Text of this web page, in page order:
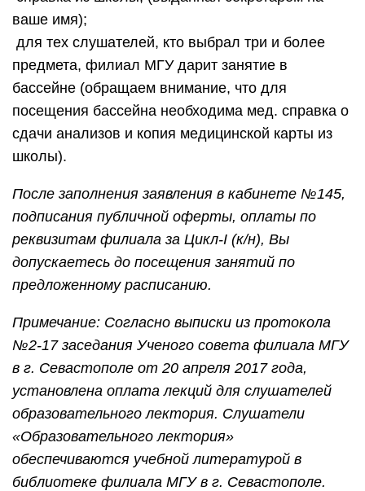
ваше имя);
для тех слушателей, кто выбрал три и более
предмета, филиал МГУ дарит занятие в
бассейне (обращаем внимание, что для
посещения бассейна необходима мед. справка о
сдачи анализов и копия медицинской карты из
школы).
После заполнения заявления в кабинете №145,
подписания публичной оферты, оплаты по
реквизитам филиала за Цикл-I (к/н), Вы
допускаетесь до посещения занятий по
предложенному расписанию.
Примечание: Согласно выписки из протокола
№2-17 заседания Ученого совета филиала МГУ
в г. Севастополе от 20 апреля 2017 года,
установлена оплата лекций для слушателей
образовательного лектория. Слушатели
«Образовательного лектория»
обеспечиваются учебной литературой в
библиотеке филиала МГУ в г. Севастополе.